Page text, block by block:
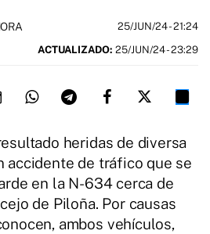
25/JUN/24- 21:24
ACTUALIZADO: 25/JUN/24 - 23:29
heridas de diversa
accidente de tráfico que se
en la N-634 cerca de
de Piloña. Por causas
ambos vehículos,